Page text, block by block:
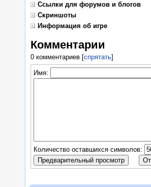
Ссылки для форумов и блогов
Скриншоты
Информация об игре
Комментарии
0 комментариев[спрятать]
Имя:
Количество оставшихся символов: